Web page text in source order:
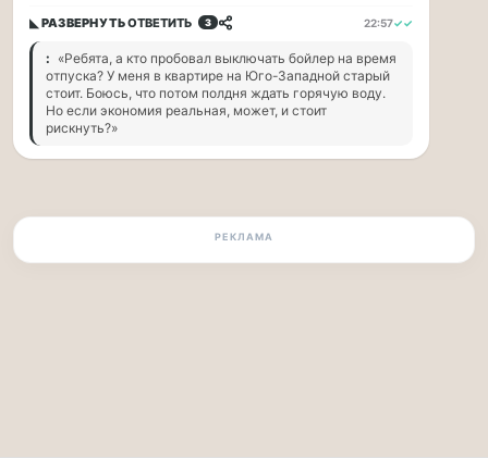
Москвичи,
привет!
Пока
мы
тут
в
◣ РАЗВЕРНУТЬОТВЕТИТЬ 3 22:57✓✓
: «Ребята, а кто пробовал выключать бойлер на время
отпуска? У меня в квартире на Юго-Западной старый
стоит. Боюсь, что потом полдня ждать горячую воду.
Но если экономия реальная, может, и стоит
рискнуть?»
РЕКЛАМА